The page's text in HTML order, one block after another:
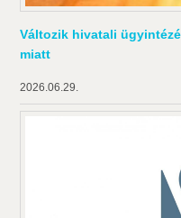
Változik hivatali
miatt
2026.06.29.